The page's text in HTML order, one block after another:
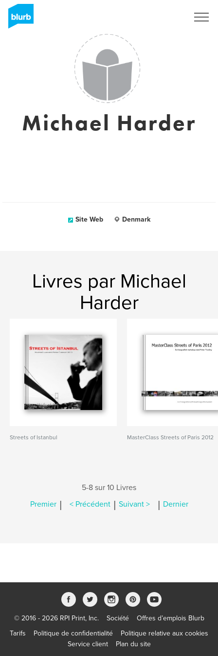
Michael Harder
Site Web Denmark
Livres par Michael
Harder
Streets of Istanbul MasterClass Streets of Paris 2012
5-8 sur 10 Livres
Premier | < Précédent | Suivant > | Dernier
© 2016 - 2026 RPI Print, Inc. Société
Offres d’emplois Blurb
Tarifs
Politique de confidentialité
Politique relative aux cookies
Service client
Plan du site